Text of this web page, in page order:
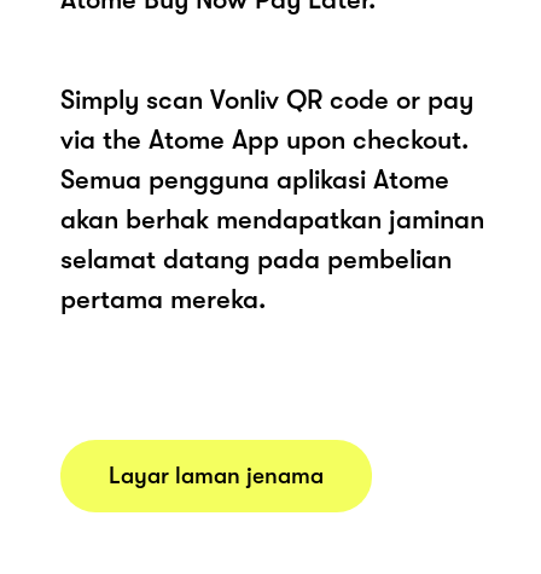
Simply scan Vonliv QR code or pay
via the Atome App upon checkout.
Semua pengguna aplikasi Atome
akan berhak mendapatkan jaminan
selamat datang pada pembelian
pertama mereka.
Layar laman jenama